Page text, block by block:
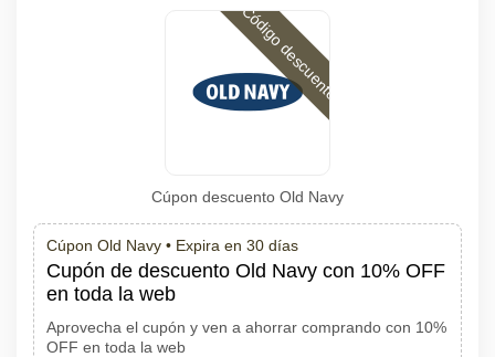
Código descuento
Cúpon descuento Old Navy
Cúpon Old Navy • Expira en 30 días
Cupón de descuento Old Navy con 10% OFF
en toda la web
Aprovecha el cupón y ven a ahorrar comprando con 10%
OFF en toda la web